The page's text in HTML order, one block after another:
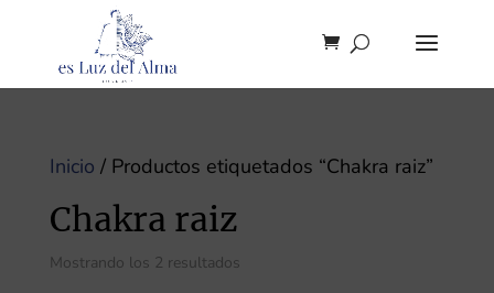
Inicio / Productos etiquetados “Chakra raiz”
Chakra raiz
Mostrando los 2 resultados